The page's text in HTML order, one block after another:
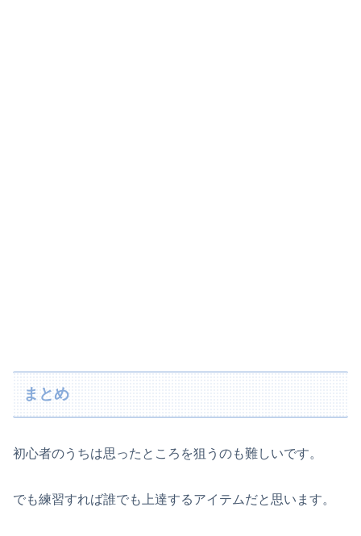
まとめ
初心者のうちは思ったところを狙うのも難しいです。
でも練習すれば誰でも上達するアイテムだと思います。